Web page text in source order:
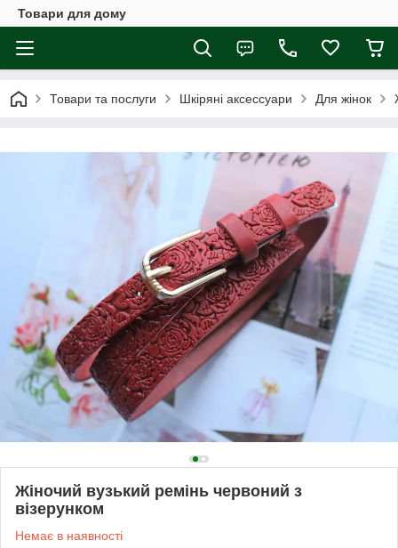
Товари для дому
Товари та послуги Шкіряні аксессуари Для жінок
Жіночий вузький ремінь червоний з
візерунком
Немає в наявності